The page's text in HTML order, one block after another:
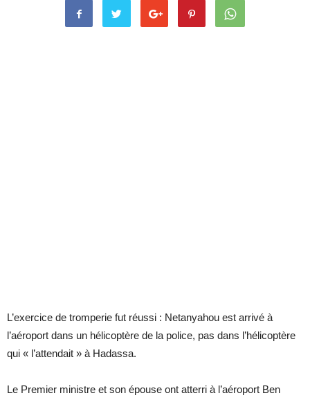
L’exercice de tromperie fut réussi : Netanyahou est arrivé à
l’aéroport dans un hélicoptère de la police, pas dans l’hélicoptère
qui « l’attendait » à Hadassa.
Le Premier ministre et son épouse ont atterri à l’aéroport Ben